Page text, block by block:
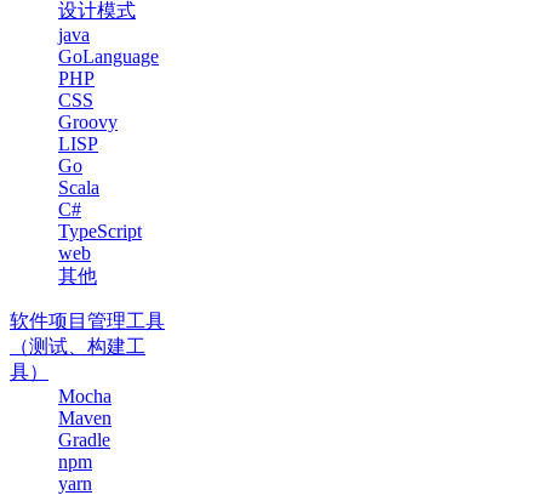
设计模式
java
GoLanguage
PHP
CSS
Groovy
LISP
Go
Scala
C#
TypeScript
web
其他
软件项目管理工具
（测试、构建工
具）
Mocha
Maven
Gradle
npm
yarn